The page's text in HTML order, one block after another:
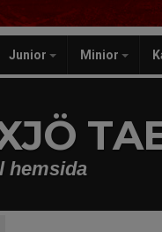
Junior Minior
hemsida